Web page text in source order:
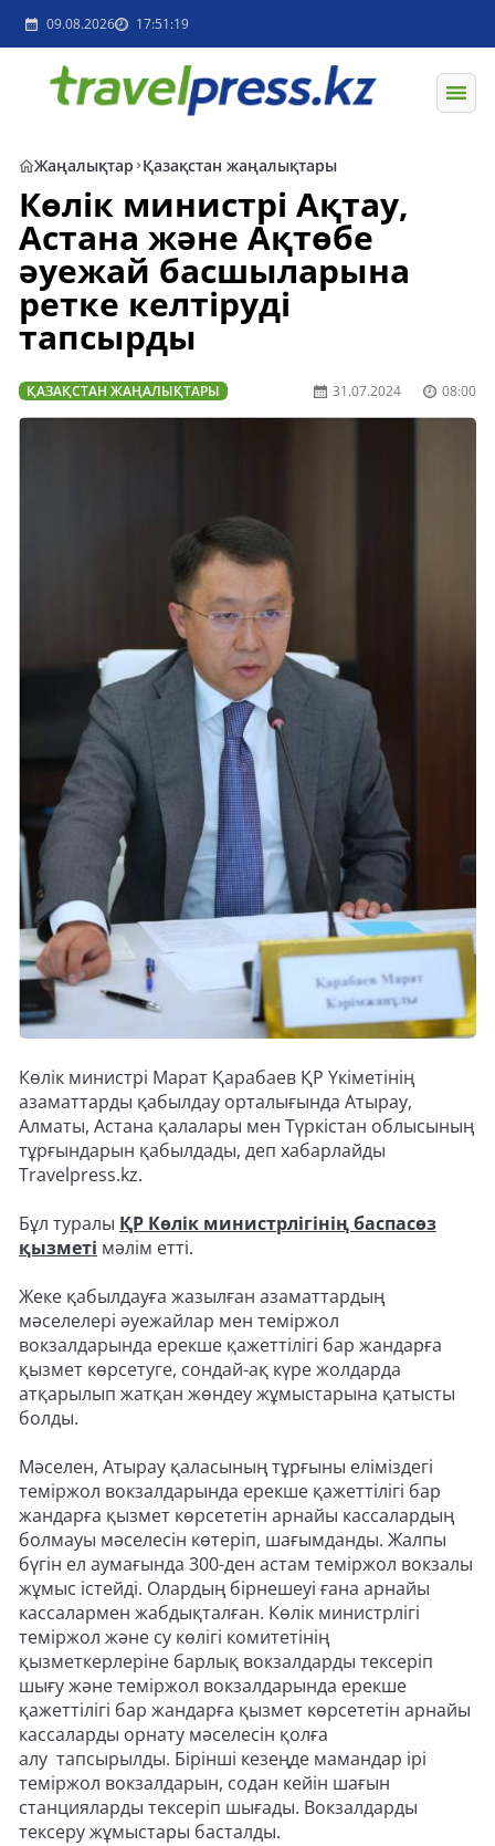
09.08.2026 17:51:19
Жаңалықтар Қазақстан жаңалықтары
Көлік министрі Ақтау,
Астана және Ақтөбе
әуежай басшыларына
ретке келтіруді
тапсырды
ҚАЗАҚСТАН ЖАҢАЛЫҚТАРЫ 31.07.2024 08:00
Көлік министрі Марат Қарабаев ҚР Үкіметінің
азаматтарды қабылдау орталығында Атырау,
Алматы, Астана қалалары мен Түркістан облысының
тұрғындарын қабылдады, деп хабарлайды
Travelpress.kz.
Бұл туралы ҚР Көлік министрлігінің баспасөз
қызметі мәлім етті.
Жеке қабылдауға жазылған азаматтардың
мәселелері әуежайлар мен теміржол
вокзалдарында ерекше қажеттілігі бар жандарға
қызмет көрсетуге, сондай-ақ күре жолдарда
атқарылып жатқан жөндеу жұмыстарына қатысты
болды.
Мәселен, Атырау қаласының тұрғыны еліміздегі
теміржол вокзалдарында ерекше қажеттілігі бар
жандарға қызмет көрсететін арнайы кассалардың
болмауы мәселесін көтеріп, шағымданды. Жалпы
бүгін ел аумағында 300-ден астам теміржол вокзалы
жұмыс істейді. Олардың бірнешеуі ғана арнайы
кассалармен жабдықталған. Көлік министрлігі
теміржол және су көлігі комитетінің
қызметкерлеріне барлық вокзалдарды тексеріп
шығу және теміржол вокзалдарында ерекше
қажеттілігі бар жандарға қызмет көрсететін арнайы
кассаларды орнату мәселесін қолға
алу тапсырылды. Бірінші кезеңде мамандар ірі
теміржол вокзалдарын, содан кейін шағын
станцияларды тексеріп шығады. Вокзалдарды
тексеру жұмыстары басталды.